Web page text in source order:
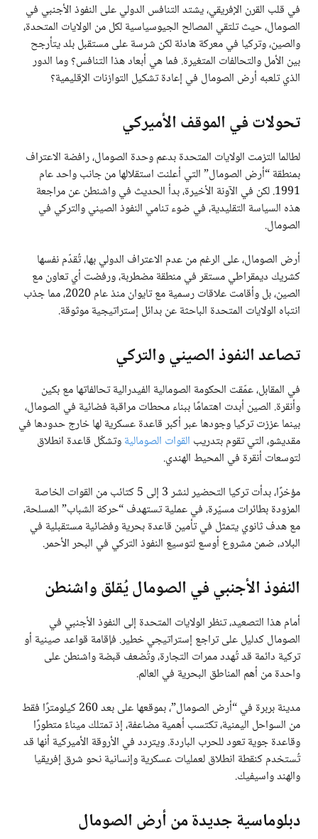
في قلب القرن الإفريقي، يشتد التنافس الدولي على النفوذ الأجنبي في
الصومال، حيث تلتقي المصالح الجيوسياسية لكل من الولايات المتحدة،
والصين، وتركيا في معركة هادئة لكن شرسة على مستقبل بلد يتأرجح
بين الأمل والتحالفات المتغيرة. فما هي أبعاد هذا التنافس؟ وما الدور
الذي تلعبه أرض الصومال في إعادة تشكيل التوازنات الإقليمية؟
تحولات في الموقف الأميركي
لطالما التزمت الولايات المتحدة بدعم وحدة الصومال، رافضة الاعتراف
بمنطقة “أرض الصومال” التي أعلنت استقلالها من جانب واحد عام
1991. لكن في الآونة الأخيرة، بدأ الحديث في واشنطن عن مراجعة
هذه السياسة التقليدية، في ضوء تنامي النفوذ الصيني والتركي في
الصومال.
أرض الصومال، على الرغم من عدم الاعتراف الدولي بها، تُقدّم نفسها
كشريك ديمقراطي مستقر في منطقة مضطربة، ورفضت أي تعاون مع
الصين، بل وأقامت علاقات رسمية مع تايوان منذ عام 2020، مما جذب
انتباه الولايات المتحدة الباحثة عن بدائل إستراتيجية موثوقة.
تصاعد النفوذ الصيني والتركي
في المقابل، عمّقت الحكومة الصومالية الفيدرالية تحالفاتها مع بكين
وأنقرة. الصين أبدت اهتمامًا ببناء محطات مراقبة فضائية في الصومال،
بينما عززت تركيا وجودها عبر أكبر قاعدة عسكرية لها خارج حدودها في
مقديشو، التي تقوم بتدريب القوات الصوماليةوتشكّل قاعدة انطلاق
لتوسعات أنقرة في المحيط الهندي.
مؤخرًا، بدأت تركيا التحضير لنشر 3 إلى 5 كتائب من القوات الخاصة
المزودة بطائرات مسيّرة، في عملية تستهدف “حركة الشباب” المسلحة،
مع هدف ثانوي يتمثل في تأمين قاعدة بحرية وفضائية مستقبلية في
البلاد، ضمن مشروع أوسع لتوسيع النفوذ التركي في البحر الأحمر.
النفوذ الأجنبي في الصومال يُقلق واشنطن
أمام هذا التصعيد، تنظر الولايات المتحدة إلى النفوذ الأجنبي في
الصومال كدليل على تراجع إستراتيجي خطير. فإقامة قواعد صينية أو
تركية دائمة قد تُهدد ممرات التجارة، وتُضعف قبضة واشنطن على
واحدة من أهم المناطق البحرية في العالم.
مدينة بربرة في “أرض الصومال”، بموقعها على بعد 260 كيلومترًا فقط
من السواحل اليمنية، تكتسب أهمية مضاعفة، إذ تمتلك ميناءً متطورًا
وقاعدة جوية تعود للحرب الباردة. ويتردد في الأروقة الأميركية أنها قد
تُستخدم كنقطة انطلاق لعمليات عسكرية وإنسانية نحو شرق إفريقيا
والهند واسيفيك.
دبلوماسية جديدة من أرض الصومال